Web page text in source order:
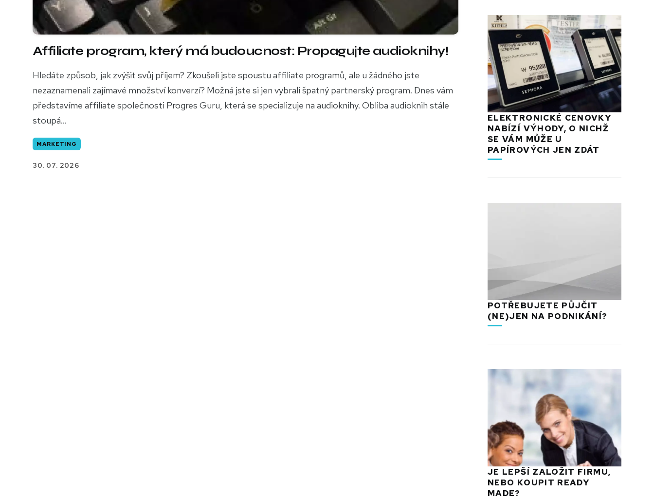
Affiliate program, který má budoucnost: Propagujte audioknihy!
Hledáte způsob, jak zvýšit svůj příjem? Zkoušeli jste spoustu affiliate programů, ale u žádného jste
nezaznamenali zajímavé množství konverzí? Možná jste si jen vybrali špatný partnerský program. Dnes vám
představíme affiliate společnosti Progres Guru, která se specializuje na audioknihy. Obliba audioknih stále
stoupá...
MARKETING
30. 07. 2026
ELEKTRONICKÉ CENOVKY
NABÍZÍ VÝHODY, O NICHŽ
SE VÁM MŮŽE U
PAPÍROVÝCH JEN ZDÁT
POTŘEBUJETE PŮJČIT
(NE)JEN NA PODNIKÁNÍ?
JE LEPŠÍ ZALOŽIT FIRMU,
NEBO KOUPIT READY
MADE?